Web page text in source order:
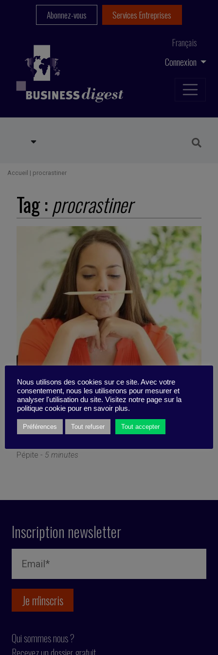
Connexion
Français
Abonnez-vous Services Entreprises
Accueil | procrastiner
Tag :procrastiner
Demain, j’arrête de
procrastiner !
Pépite - 5 minutes
Inscription newsletter
Qui sommes nous ?
Nous utilisons des cookies sur ce site. Avec votre
consentement, nous les utiliserons pour mesurer et
analyser l'utilisation du site. Visitez notre page sur la
politique cookie pour en savoir plus.
Préférences Tout refuser Tout accepter